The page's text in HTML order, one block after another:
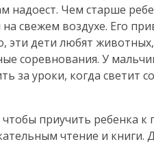
Чем старше
свежем воздухе. Его
эти дети любят
соревнования. У
за уроки, когда светит
приучить ребенка
чтение и